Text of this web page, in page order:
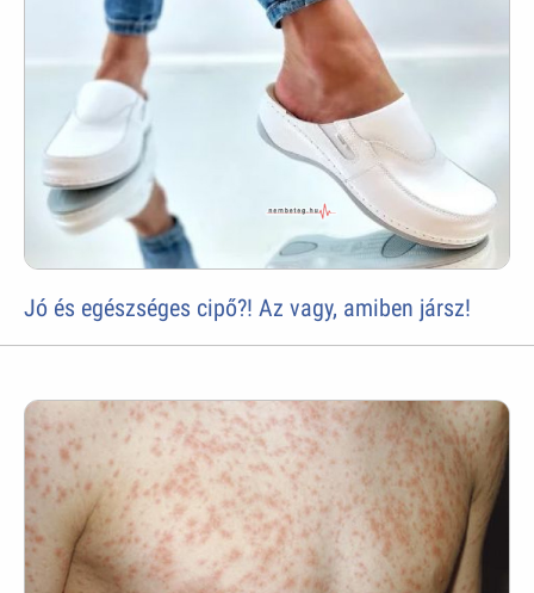
Jó és egészséges cipő?! Az vagy, amiben jársz!